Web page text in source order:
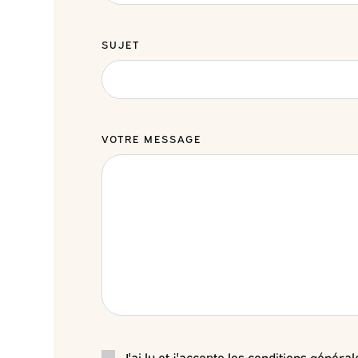
SUJET
VOTRE MESSAGE